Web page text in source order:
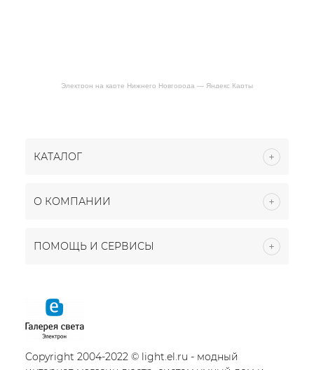
Электрон на карте Нижнего Новгорода — Яндекс Карты
КАТАЛОГ
О КОМПАНИИ
ПОМОЩЬ И СЕРВИСЫ
Copyright 2004-2022 © light.el.ru - модный